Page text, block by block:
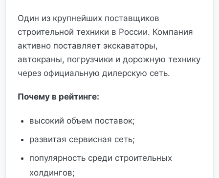
Один из крупнейших поставщиков
строительной техники в России. Компания
активно поставляет экскаваторы,
автокраны, погрузчики и дорожную технику
через официальную дилерскую сеть.
Почему в рейтинге:
высокий объем поставок;
развитая сервисная сеть;
популярность среди строительных
холдингов;